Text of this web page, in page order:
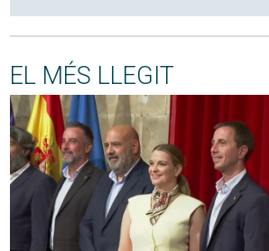
EL MÉS LLEGIT